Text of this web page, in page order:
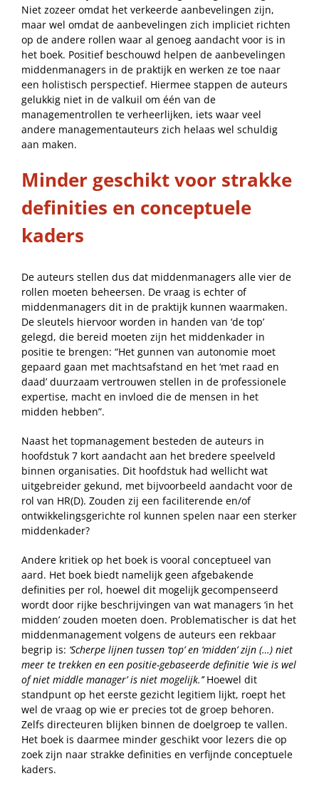
Niet zozeer omdat het verkeerde aanbevelingen zijn,
maar wel omdat de aanbevelingen zich impliciet richten
op de andere rollen waar al genoeg aandacht voor is in
het boek. Positief beschouwd helpen de aanbevelingen
middenmanagers in de praktijk en werken ze toe naar
een holistisch perspectief. Hiermee stappen de auteurs
gelukkig niet in de valkuil om één van de
managementrollen te verheerlijken, iets waar veel
andere managementauteurs zich helaas wel schuldig
aan maken.
Minder geschikt voor strakke
definities en conceptuele
kaders
De auteurs stellen dus dat middenmanagers alle vier de
rollen moeten beheersen. De vraag is echter of
middenmanagers dit in de praktijk kunnen waarmaken.
De sleutels hiervoor worden in handen van ‘de top’
gelegd, die bereid moeten zijn het middenkader in
positie te brengen: “Het gunnen van autonomie moet
gepaard gaan met machtsafstand en het ‘met raad en
daad’ duurzaam vertrouwen stellen in de professionele
expertise, macht en invloed die de mensen in het
midden hebben”.
Naast het topmanagement besteden de auteurs in
hoofdstuk 7 kort aandacht aan het bredere speelveld
binnen organisaties. Dit hoofdstuk had wellicht wat
uitgebreider gekund, met bijvoorbeeld aandacht voor de
rol van HR(D). Zouden zij een faciliterende en/of
ontwikkelingsgerichte rol kunnen spelen naar een sterker
middenkader?
Andere kritiek op het boek is vooral conceptueel van
aard. Het boek biedt namelijk geen afgebakende
definities per rol, hoewel dit mogelijk gecompenseerd
wordt door rijke beschrijvingen van wat managers ‘in het
midden’ zouden moeten doen. Problematischer is dat het
middenmanagement volgens de auteurs een rekbaar
begrip is: ‘Scherpe lijnen tussen ‘top’ en ‘midden’ zijn (…) niet
meer te trekken en een positie-gebaseerde definitie ‘wie is wel
of niet middle manager’ is niet mogelijk.’’Hoewel dit
standpunt op het eerste gezicht legitiem lijkt, roept het
wel de vraag op wie er precies tot de groep behoren.
Zelfs directeuren blijken binnen de doelgroep te vallen.
Het boek is daarmee minder geschikt voor lezers die op
zoek zijn naar strakke definities en verfijnde conceptuele
kaders.